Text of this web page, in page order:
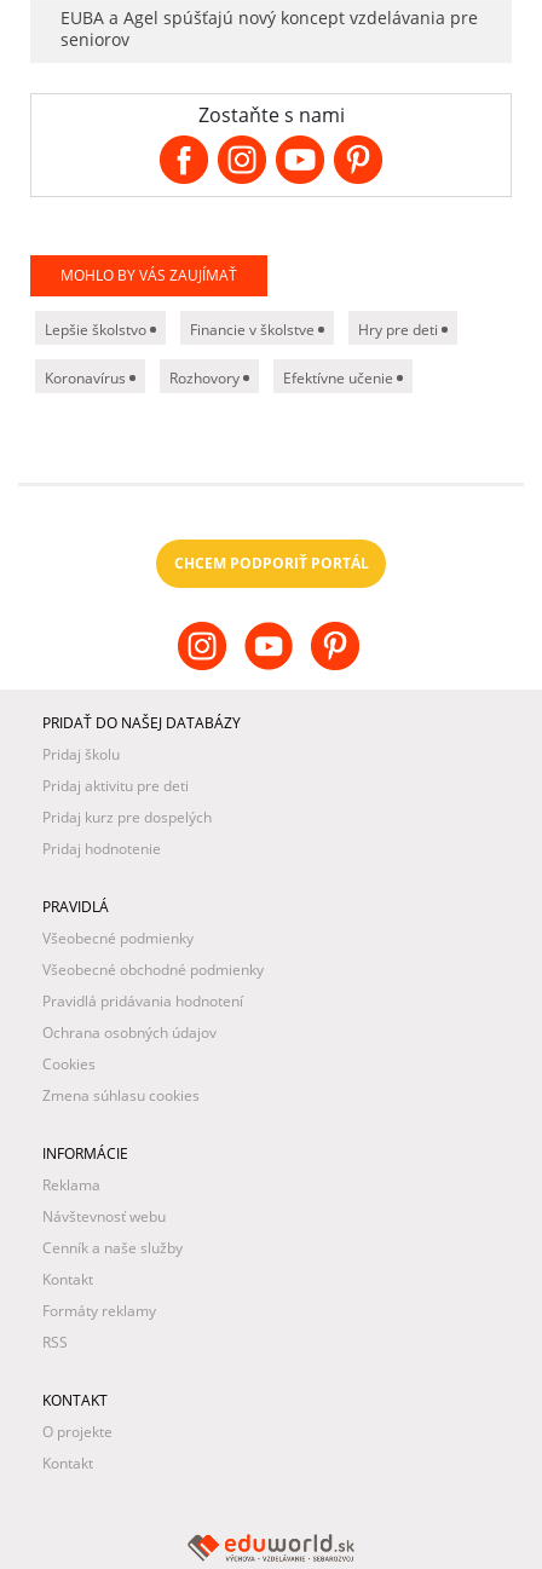
EUBA a Agel spúšťajú nový koncept vzdelávania pre
seniorov
Zostaňte s nami
MOHLO BY VÁS ZAUJÍMAŤ
Lepšie školstvo Financie v školstve Hry pre deti
Koronavírus Rozhovory Efektívne učenie
CHCEM PODPORIŤ PORTÁL
PRIDAŤ DO NAŠEJ DATABÁZY
Pridaj školu
Pridaj aktivitu pre deti
Pridaj kurz pre dospelých
Pridaj hodnotenie
PRAVIDLÁ
Všeobecné podmienky
Všeobecné obchodné podmienky
Pravidlá pridávania hodnotení
Ochrana osobných údajov
Cookies
Zmena súhlasu cookies
INFORMÁCIE
Reklama
Návštevnosť webu
Cenník a naše služby
Kontakt
Formáty reklamy
RSS
KONTAKT
O projekte
Kontakt